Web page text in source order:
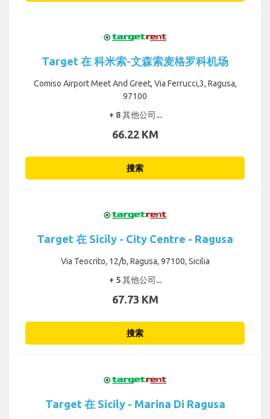
Target 在 科米索-文森索麦格罗科机场
Comiso Airport Meet And Greet, Via Ferrucci,3, Ragusa,
97100
+ 8 其他公司...
66.22 KM
搜索
Target 在 Sicily - City Centre - Ragusa
Via Teocrito, 12/b, Ragusa, 97100, Sicilia
+ 5 其他公司...
67.73 KM
搜索
Target 在 Sicily - Marina Di Ragusa